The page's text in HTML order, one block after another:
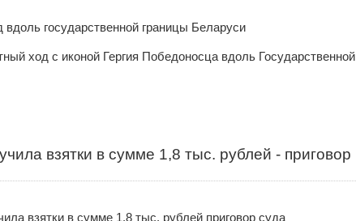
ход с иконой Гергия Победоносца вдоль Государственной
взятки в сумме 1,8 тыс. рублей - приговор